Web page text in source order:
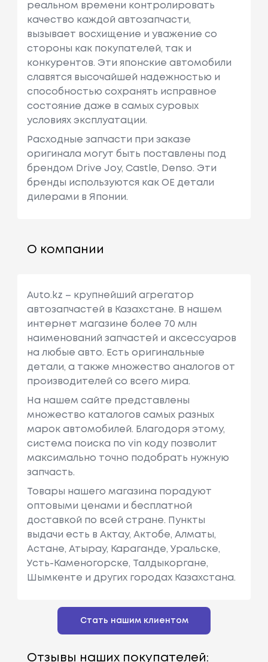
реальном времени контролировать
качество каждой автозапчасти,
вызывает восхищение и уважение со
стороны как покупателей, так и
конкурентов. Эти японские автомобили
славятся высочайшей надежностью и
способностью сохранять исправное
состояние даже в самых суровых
условиях эксплуатации.
Расходные запчасти при заказе
оригинала могут быть поставлены под
брендом Drive Joy, Castle, Denso. Эти
бренды используются как ОЕ детали
дилерами в Японии.
О компании
Auto.kz – крупнейший агрегатор
автозапчастей в Казахстане. В нашем
интернет магазине более 70 млн
наименований запчастей и аксессуаров
на любые авто. Есть оригинальные
детали, а также множество аналогов от
производителей со всего мира.
На нашем сайте представлены
множество каталогов самых разных
марок автомобилей. Благодоря этому,
система поиска по vin коду позволит
максимально точно подобрать нужную
запчасть.
Товары нашего магазина порадуют
оптовыми ценами и бесплатной
доставкой по всей стране. Пункты
выдачи есть в Актау, Актобе, Алматы,
Астане, Атырау, Караганде, Уральске,
Усть-Каменогорске, Талдыкоргане,
Шымкенте и других городах Казахстана.
Стать нашим клиентом
Отзывы наших покупателей: